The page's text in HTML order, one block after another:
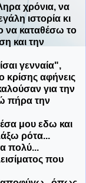
χρόνια, να
ιστορία κι
να καταθέσω το
και την
γενναία",
κρίσης αφήνεις
για την
πήρα την
μου εδω και
ρότα...
πολύ...
που